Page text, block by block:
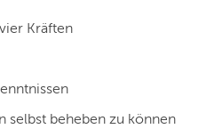
Kräften
selbst beheben zu können